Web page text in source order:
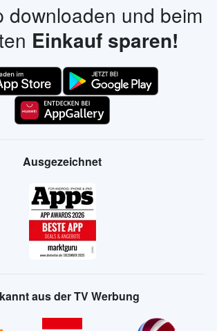
downloaden und beim
Einkauf sparen!
Ausgezeichnet
aus der TV Werbung